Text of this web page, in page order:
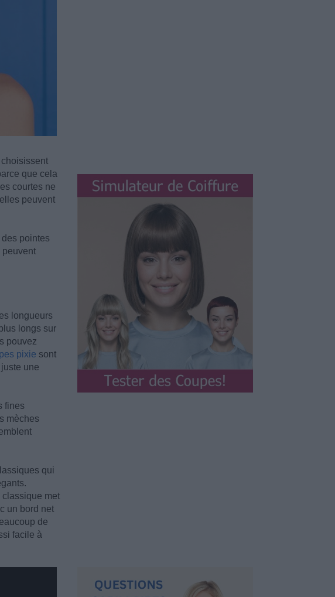
que cela
courtes ne
peuvent
pointes
peuvent
longueurs
longs sur
pouvez
pixie sont
une
fines
mèches
qui
classique met
un bord net
de
facile à